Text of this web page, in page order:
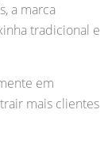
a marca
tradicional e
em
mais clientes